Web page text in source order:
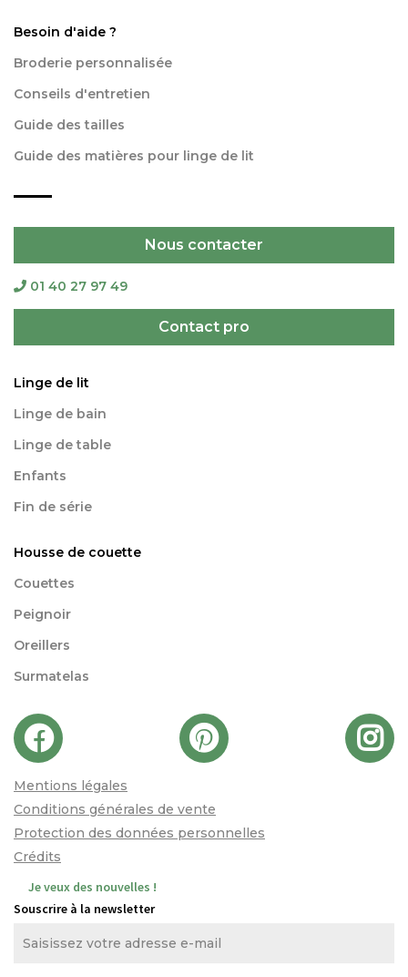
Besoin d'aide ?
Broderie personnalisée
Conseils d'entretien
Guide des tailles
Guide des matières pour linge de lit
Nous contacter
01 40 27 97 49
Contact pro
Linge de lit
Linge de bain
Linge de table
Enfants
Fin de série
Housse de couette
Couettes
Peignoir
Oreillers
Surmatelas
Mentions légales
Conditions générales de vente
Protection des données personnelles
Crédits
Je veux des nouvelles !
Souscrire à la newsletter